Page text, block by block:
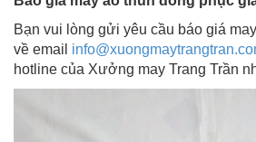
Bạn vui lòng gửi yêu cầu báo giá
về email
hotline của Xưởng may Trang Trần